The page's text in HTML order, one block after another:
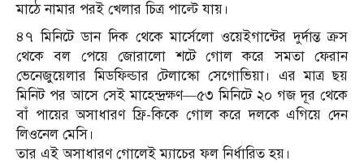
মাঠে নামার পরই খেলার চিত্র পাল্টে যায়।
৪৭ মিনিটে ডান দিক থেকে মার্সেলো ওয়েইগান্টের দুর্দান্ত ক্রস
থেকে বল পেয়ে জোরালো শটে গোল করে সমতা ফেরান
ভেনেজুয়েলার মিডফিল্ডার টেলাস্কো সেগোভিয়া। এর মাত্র ছয়
মিনিট পর আসে সেই মাহেন্দ্রক্ষণ—৫৩ মিনিটে ২০ গজ দূর থেকে
বাঁ পায়ের অসাধারণ ফ্রি-কিকে গোল করে দলকে এগিয়ে দেন
লিওনেল মেসি।
তার এই অসাধারণ গোলেই ম্যাচের ফল নির্ধারিত হয়।